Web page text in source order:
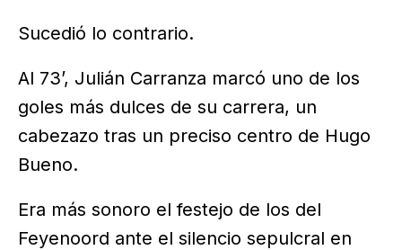
Sucedió lo contrario.
Al 73’, Julián Carranza marcó uno de los
goles más dulces de su carrera, un
cabezazo tras un preciso centro de Hugo
Bueno.
Era más sonoro el festejo de los del
Feyenoord ante el silencio sepulcral en